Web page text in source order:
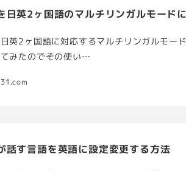
日英2ヶ国語のマルチリンガルモード
英2ヶ国語に対応するマルチリンガルモー
みたのでその使い…
話す言語を英語に設定変更する方法